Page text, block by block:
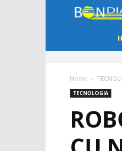
Home
TECNOLOGIA